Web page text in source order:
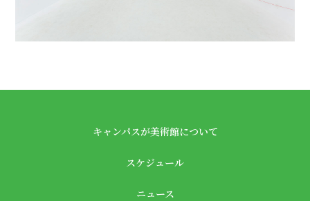
キャンパスが美術館について
スケジュール
ニュース